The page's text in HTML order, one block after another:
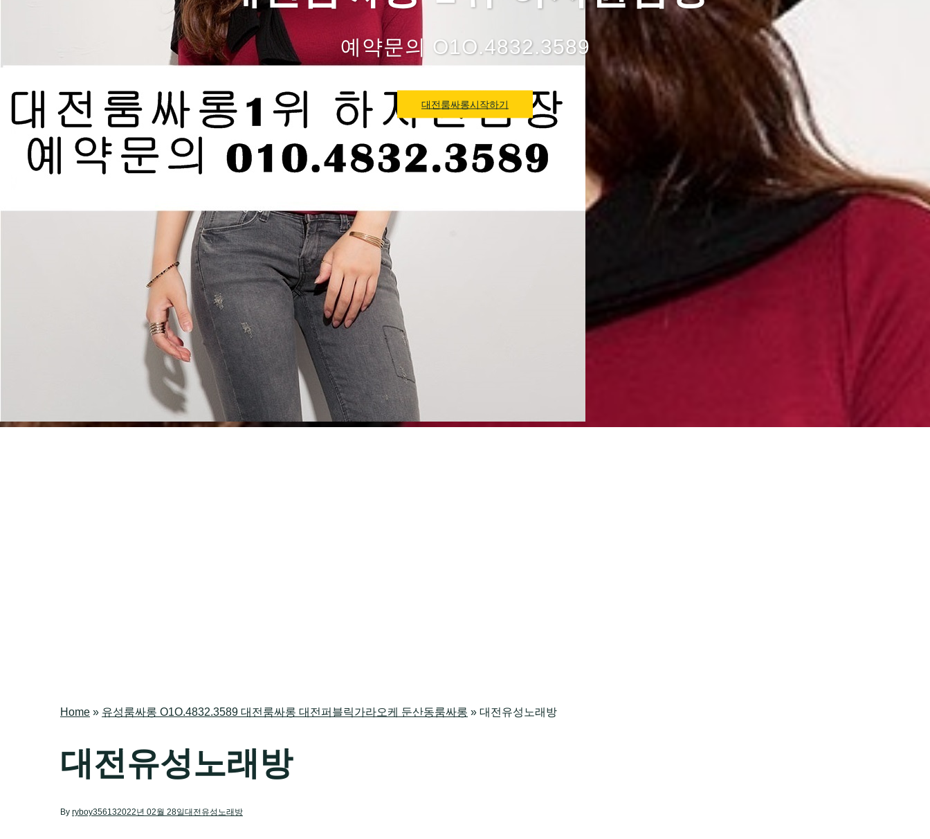
예약문의 O1O.4832.3589
대전룸싸롱시작하기
Home » 유성룸싸롱 O1O.4832.3589 대전룸싸롱 대전퍼블릭가라오케 둔산동룸싸롱 » 대전유성노래방
대전유성노래방
By ryboy356132022년 02월 28일대전유성노래방